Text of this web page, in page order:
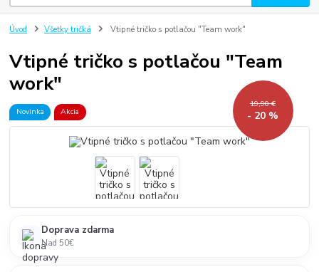
Úvod Všetky tričká Vtipné tričko s potlačou "Team work"
Vtipné tričko s potlačou "Team
work"
Novinka Akcia
19,90 €
- 20 %
Doprava zdarma
Nad 50€